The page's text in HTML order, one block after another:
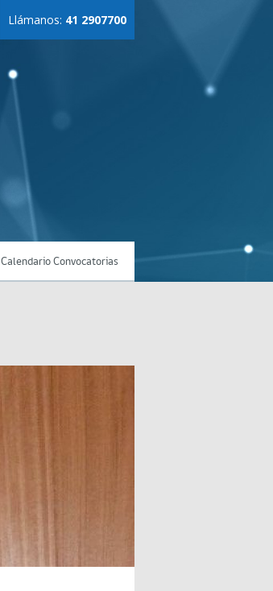
Calendario Convocatorias
Llámanos: 41 2907700